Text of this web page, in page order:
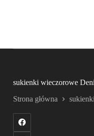
sukienki wieczorowe
Strona główna